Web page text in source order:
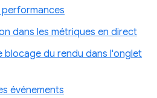
dans les métriques en direct
blocage du rendu dans l'onglet
événements